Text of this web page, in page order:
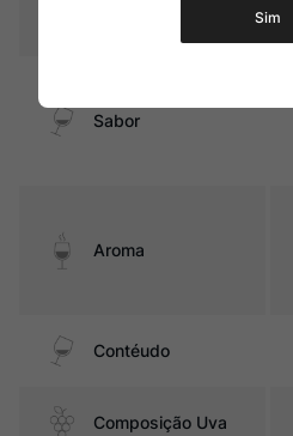
Sabor
Aroma
Contéudo
Composição Uva
Sim